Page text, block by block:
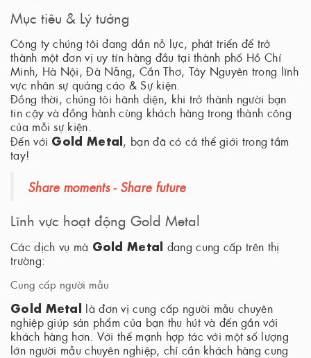
Mục tiêu & Lý tưởng
Công ty chúng tôi đang dần nỗ lực, phát triển để trở
thành một đơn vị uy tín hàng đầu tại thành phố Hồ Chí
Minh, Hà Nội, Đà Nẵng, Cần Thơ, Tây Nguyên trong lĩnh
vực nhân sự quảng cáo & Sự kiện.
Đồng thời, chúng tôi hãnh diện, khi trở thành người bạn
tin cậy và đồng hành cùng khách hàng trong thành công
của mỗi sự kiện.
Đến với Gold Metal, bạn đã có cả thể giới trong tầm
tay!
Share moments - Share future
Lĩnh vực hoạt động Gold Metal
Các dịch vụ mà Gold Metal đang cung cấp trên thị
trường:
Cung cấp người mẫu
Gold Metal là đơn vị cung cấp người mẫu chuyên
nghiệp giúp sản phẩm của bạn thu hút và đến gần với
khách hàng hơn. Với thế mạnh hợp tác với một số lượng
lớn người mẫu chuyên nghiệp, chỉ cần khách hàng cung